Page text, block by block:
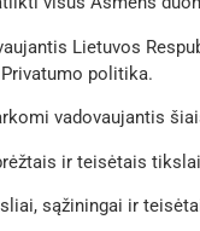
Lietuvos
politika.
vadovaujantis
ir teisėtais
sąžiningai ir